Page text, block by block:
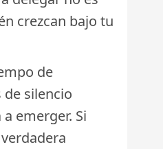
crezcan bajo tu
de
silencio
emerger. Si